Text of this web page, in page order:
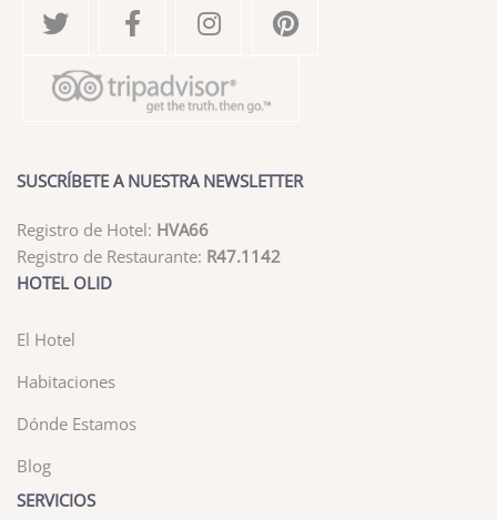
SUSCRÍBETE A NUESTRA NEWSLETTER
Registro de Hotel: HVA66
Registro de Restaurante: R47.1142
HOTEL OLID
El Hotel
Habitaciones
Dónde Estamos
Blog
SERVICIOS